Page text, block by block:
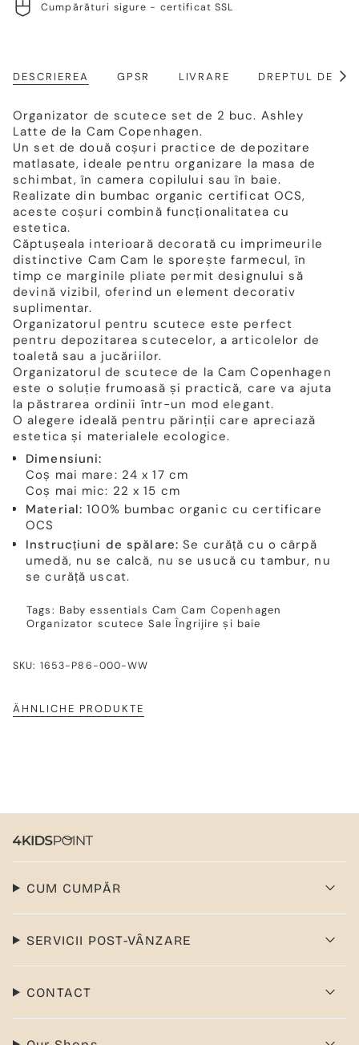
Cumpărături sigure - certificat SSL
DESCRIEREA GPSR LIVRARE DREPTUL DE
Organizator de scutece set de 2 buc. Ashley
Latte de la Cam Copenhagen.
Un set de două coșuri practice de depozitare
matlasate, ideale pentru organizare la masa de
schimbat, în camera copilului sau în baie.
Realizate din bumbac organic certificat OCS,
aceste coșuri combină funcționalitatea cu
estetica.
Căptușeala interioară decorată cu imprimeurile
distinctive Cam Cam le sporește farmecul, în
timp ce marginile pliate permit designului să
devină vizibil, oferind un element decorativ
suplimentar.
Organizatorul pentru scutece este perfect
pentru depozitarea scutecelor, a articolelor de
toaletă sau a jucăriilor.
Organizatorul de scutece de la Cam Copenhagen
este o soluție frumoasă și practică, care va ajuta
la păstrarea ordinii într-un mod elegant.
O alegere ideală pentru părinții care apreciază
estetica și materialele ecologice.
Dimensiuni:
Coș mai mare: 24 x 17 cm
Coș mai mic: 22 x 15 cm
Material: 100% bumbac organic cu certificare
OCS
Instrucțiuni de spălare: Se curăță cu o cârpă
umedă, nu se calcă, nu se usucă cu tambur, nu
se curăță uscat.
Tags: Baby essentials Cam Cam Copenhagen
Organizator scutece Sale Îngrijire și baie
SKU: 1653-P86-000-WW
ÄHNLICHE PRODUKTE
CUM CUMPĂR
SERVICII POST-VÂNZARE
CONTACT